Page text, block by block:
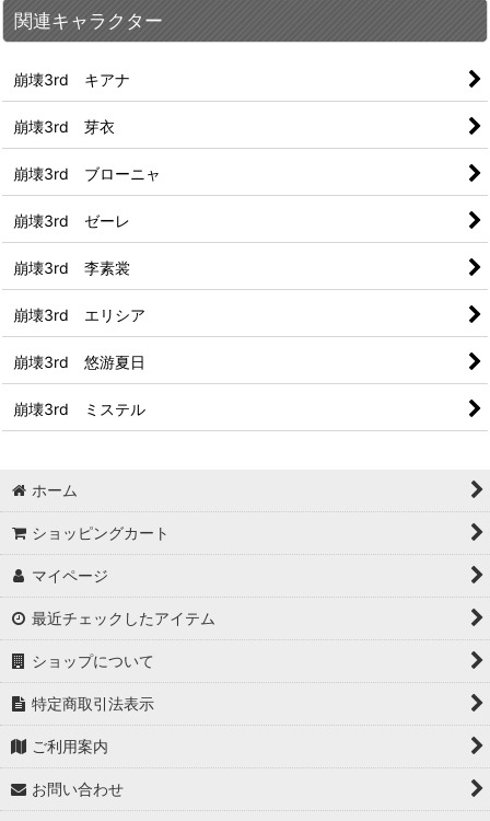
関連キャラクター
崩壊3rd キアナ
崩壊3rd 芽衣
崩壊3rd ブローニャ
崩壊3rd ゼーレ
崩壊3rd 李素裳
崩壊3rd エリシア
崩壊3rd 悠游夏日
崩壊3rd ミステル
ホーム
ショッピングカート
マイページ
最近チェックしたアイテム
ショップについて
特定商取引法表示
ご利用案内
お問い合わせ